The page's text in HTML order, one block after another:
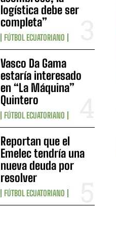
logística debe ser
completa”
FÚTBOL ECUATORIANO
Vasco Da Gama
estaría interesado
en “La Máquina”
Quintero
FÚTBOL ECUATORIANO
Reportan que el
Emelec tendría una
nueva deuda por
resolver
FÚTBOL ECUATORIANO